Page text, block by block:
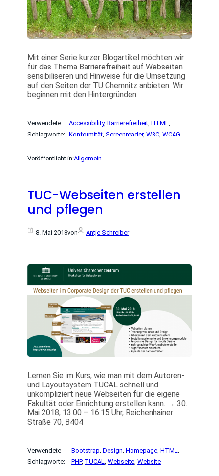
Mit einer Serie kurzer Blogartikel möchten wir
für das Thema Barrierefreiheit auf Webseiten
sensibiliseren und Hinweise für die Umsetzung
auf den Seiten der TU Chemnitz anbieten. Wir
beginnen mit den Hintergründen.
Verwendete
Schlagworte:
Accessibility, Barrierefreiheit , HTML
Konformität , Screenreader, W3C , WCAG
Veröffentlicht in:Allgemein
TUC-Webseiten erstellen
und pflegen
8. Mai 2018von Antje Schreiber
Lernen Sie im Kurs, wie man mit dem Autoren-
und Layoutsystem TUCAL schnell und
unkompliziert neue Webseiten für die eigene
Fakultät oder Einrichtung erstellen kann. → 30.
Mai 2018, 13:00 – 16:15 Uhr, Reichenhainer
Straße 70, B404
Verwendete
Schlagworte:
Bootstrap , Design , Homepage , HTML
PHP, TUCAL , Webseite , Website